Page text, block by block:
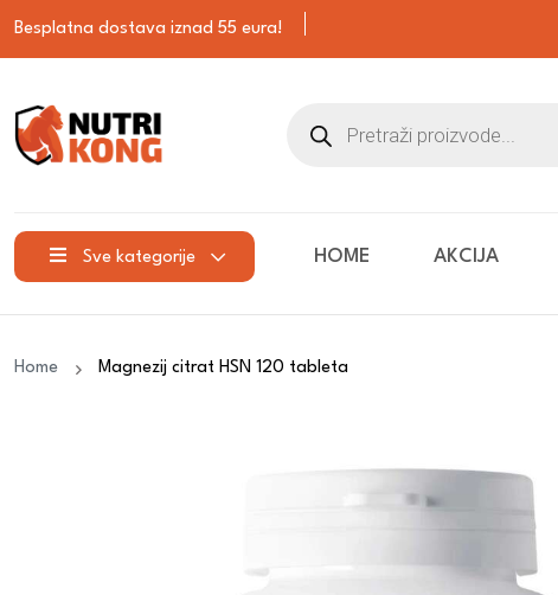
Besplatna dostava iznad 55 eura!
Sve kategorije HOME AKCIJA
Home Magnezij citrat HSN 120 tableta